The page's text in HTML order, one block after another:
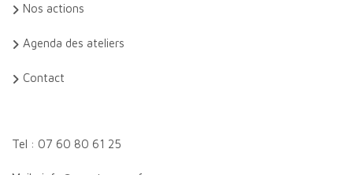
Nos actions
Agenda des ateliers
Contact
Tel : 07 60 80 61 25